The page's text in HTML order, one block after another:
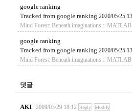
google ranking
Tracked from google ranking 2020/05/25
Mind Forest: Beneath imaginations ::
google ranking
Tracked from google ranking 2020/05/25
Mind Forest: Beneath imaginations ::
댓글
AKI 2009/03/29 18:12 Reply Modify